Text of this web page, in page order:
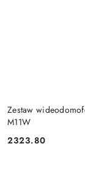
Zestaw
M11W
Cena:
2323.80